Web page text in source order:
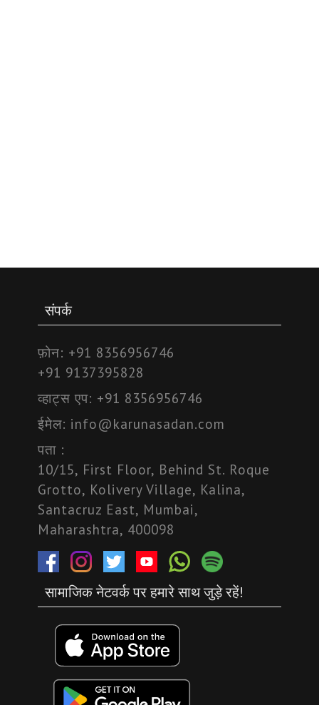
संपर्क
फ़ोन: +91 8356956746
+91 9137395828
व्हाट्स एप: +91 8356956746
ईमेल: info@karunasadan.com
पता :
10/15, First Floor, Behind St. Roque
Grotto, Kolivery Village, Kalina,
Santacruz East, Mumbai,
Maharashtra, 400098
सामाजिक नेटवर्क पर हमारे साथ जुड़े रहें!